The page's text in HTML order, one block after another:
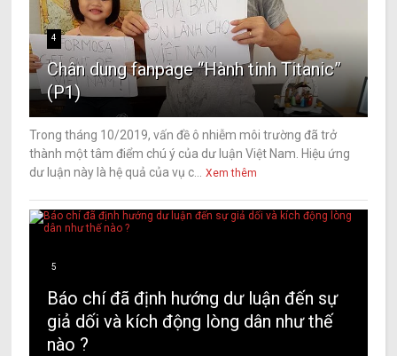
4
Chân dung fanpage “Hành tinh Titanic”
(P1)
Trong tháng 10/2019, vấn đề ô nhiễm môi trường đã trở
thành một tâm điểm chú ý của dư luận Việt Nam. Hiệu ứng
dư luận này là hệ quả của vụ c...
Xem thêm
5
Báo chí đã định hướng dư luận đến sự
giả dối và kích động lòng dân như thế
nào ?